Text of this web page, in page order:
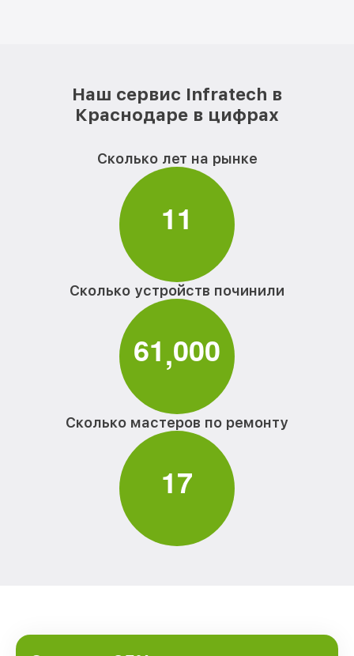
Наш сервис Infratech в
Краснодаре в цифрах
Сколько лет на рынке
11
Сколько устройств починили
61,000
Сколько мастеров по ремонту
17